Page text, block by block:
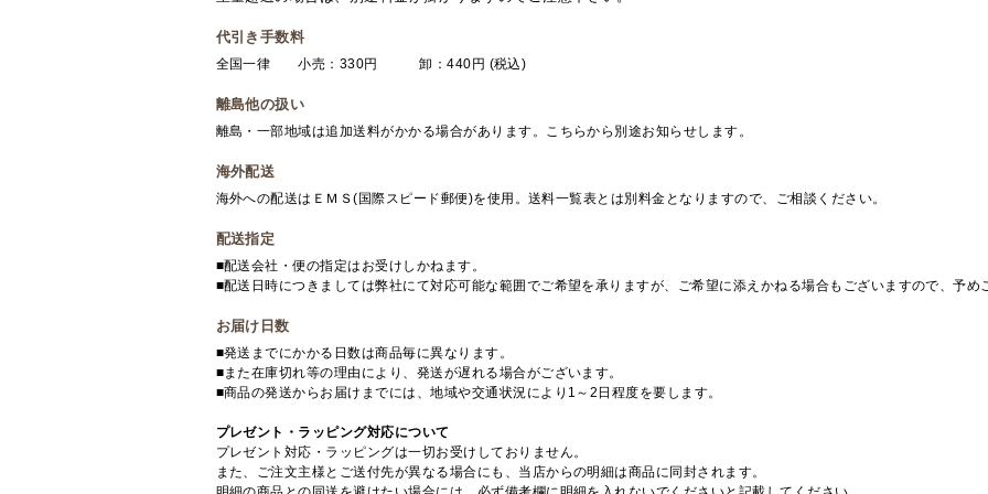
代引き手数料
全国一律 小売：330円 卸：440円 (税込)
離島他の扱い
離島・一部地域は追加送料がかかる場合があります。こちらから別途お知らせします。
海外配送
海外への配送はＥＭＳ(国際スピード郵便)を使用。送料一覧表とは別料金となりますので、ご相談ください。
配送指定
■配送会社・便の指定はお受けしかねます。
■配送日時につきましては弊社にて対応可能な範囲でご希望を承りますが、ご希望に添えかねる場合もございますので、予め
お届け日数
■発送までにかかる日数は商品毎に異なります。
■また在庫切れ等の理由により、発送が遅れる場合がございます。
■商品の発送からお届けまでには、地域や交通状況により1～2日程度を要します。
プレゼント・ラッピング対応について
プレゼント対応・ラッピングは一切お受けしておりません。
また、ご注文主様とご送付先が異なる場合にも、当店からの明細は商品に同封されます。